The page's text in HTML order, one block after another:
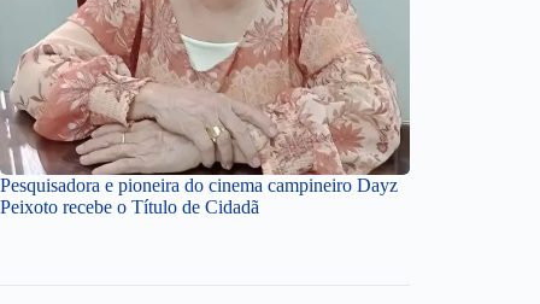
Pesquisadora e pioneira do cinema campineiro Dayz
Peixoto recebe o Título de Cidadã